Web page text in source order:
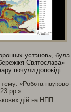
установ», була
Святослава»
почули доповіді:
«Робота науково-
рр.».
дій на НПП